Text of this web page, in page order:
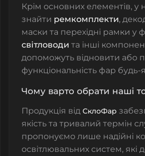
Крім основних елементів, у
знайти ремкомплекти,
маски та перехідні рамки у
світловоди та інші
допоможуть відновити або
функціональність фар будь-
Чому варто обрати наші
Продукція від СклоФар
якість та тривалий термін
пропонуємо лише надійні
освітлювальних систем, які